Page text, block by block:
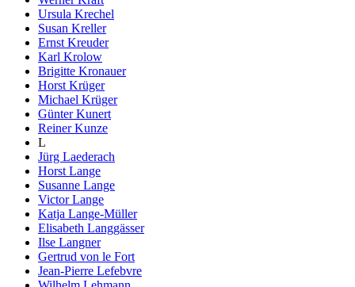
Ursula Krechel
Susan Kreller
Ernst Kreuder
Karl Krolow
Brigitte Kronauer
Horst Krüger
Michael Krüger
Günter Kunert
Reiner Kunze
L
Jürg Laederach
Horst Lange
Susanne Lange
Victor Lange
Katja Lange-Müller
Elisabeth Langgässer
Ilse Langner
Gertrud von le Fort
Jean-Pierre Lefebvre